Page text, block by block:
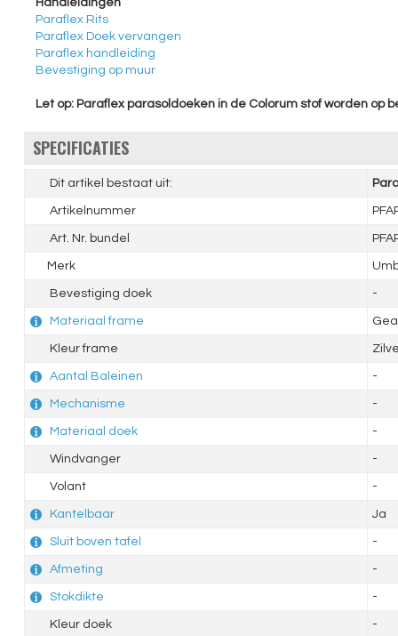
Handleidingen
Paraflex Rits
Paraflex Doek vervangen
Paraflex handleiding
Bevestiging op muur
Let op: Paraflex parasoldoeken in de Colorum stof worden
SPECIFICATIES
Dit artikel bestaat uit:
Artikelnummer
Art. Nr. bundel
Merk
Bevestiging doek -
Materiaal frame
Kleur frame
Aantal Baleinen -
Mechanisme -
Materiaal doek -
Windvanger -
Volant -
Kantelbaar Ja
Sluit boven tafel -
Afmeting -
Stokdikte -
Kleur doek -